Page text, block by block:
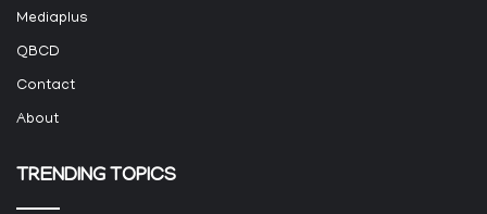
Mediaplus
QBCD
Contact
About
TRENDING TOPICS